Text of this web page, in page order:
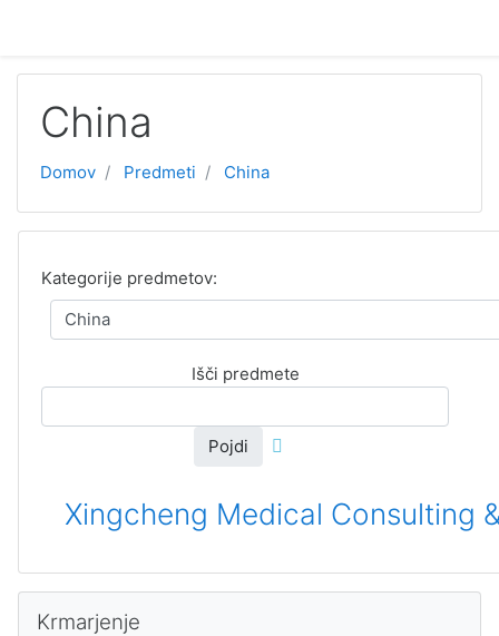
China
Domov Predmeti China
Kategorije predmetov:
Išči predmete
Pojdi
Xingcheng Medical Consulting
Krmarjenje